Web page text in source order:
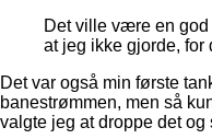
Det ville være en god
at jeg ikke gjorde, for
Det var også min første
banestrømmen, men så
valgte jeg at droppe det